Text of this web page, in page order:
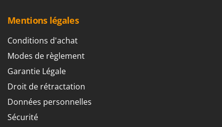
Partisani
Paterlini
Philips
Pramac
Prismafood
R
R.G.V.
Mentions légales
Conditions d'achat
Modes de règlement
Garantie Légale
Droit de rétractation
Données personnelles
Sécurité